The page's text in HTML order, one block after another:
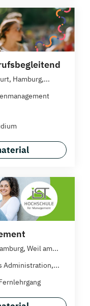
Hamburg,...
Weil am...
Administration,...